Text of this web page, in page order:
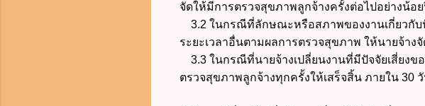
จัดให้มีการตรวจสุขภาพลูกจ้างครั้งต่อไปอย่างน้อย
3.2 ในกรณีที่ลักษณะหรือสภาพของงานเกี่ยวกับ
ระยะเวลาอื่นตามผลการตรวจสุขภาพ ให้นายจ้า
3.3 ในกรณีที่นายจ้างเปลี่ยนงานที่มีปัจจัยเสี่ยงข
ตรวจสุขภาพลูกจ้างทุกครั้งให้เสร็จสิ้น ภายใน 30